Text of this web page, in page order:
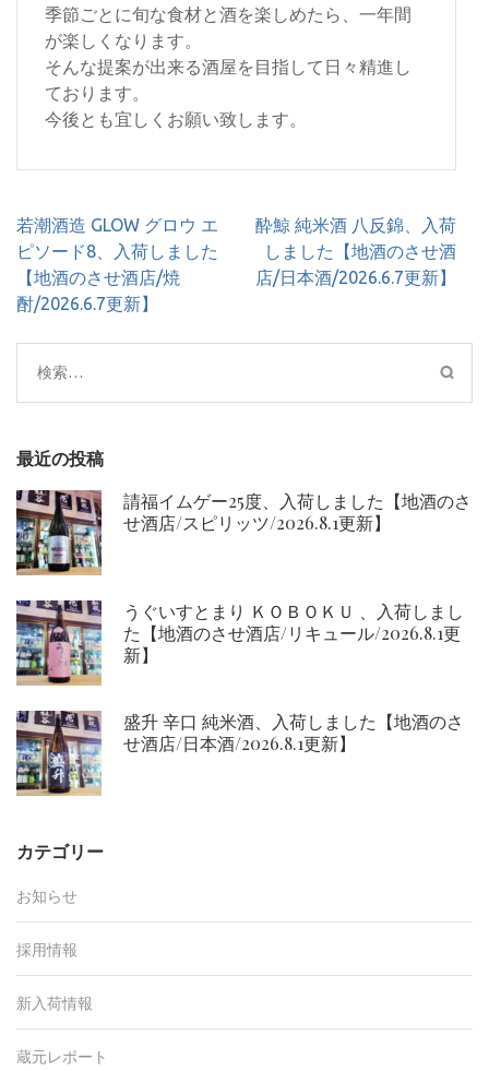
季節ごとに旬な食材と酒を楽しめたら、一年間
が楽しくなります。
そんな提案が出来る酒屋を目指して日々精進し
ております。
今後とも宜しくお願い致します。
投
稿
ナ
ビ
シ
ョ
若潮酒造 GLOW グロウ エ
ピソード8、入荷しました
【地酒のさせ酒店/焼
酎/2026.6.7更新】
酔鯨 純米酒 八反錦、入荷
しました【地酒のさせ酒
店/日本酒/2026.6.7更新】
検
索:
最近の投稿
請福イムゲー25度、入荷しました【地酒のさ
せ酒店/スピリッツ/2026.8.1更新】
うぐいすとまり ＫＯＢＯＫＵ 、入荷しまし
た【地酒のさせ酒店/リキュール/2026.8.1更
新】
盛升 辛口 純米酒、入荷しました【地酒のさ
せ酒店/日本酒/2026.8.1更新】
カテゴリー
お知らせ
採用情報
新入荷情報
蔵元レポート